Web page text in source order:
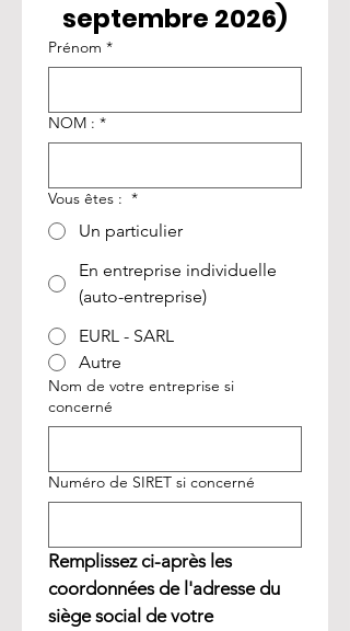
septembre 2026)
Prénom *
NOM : *
Vous êtes : *
Un particulier
En entreprise individuelle
(auto-entreprise)
EURL - SARL
Autre
Nom de votre entreprise si
concerné
Numéro de SIRET si concerné
Remplissez ci-après les
coordonnées de l'adresse du
siège social de votre